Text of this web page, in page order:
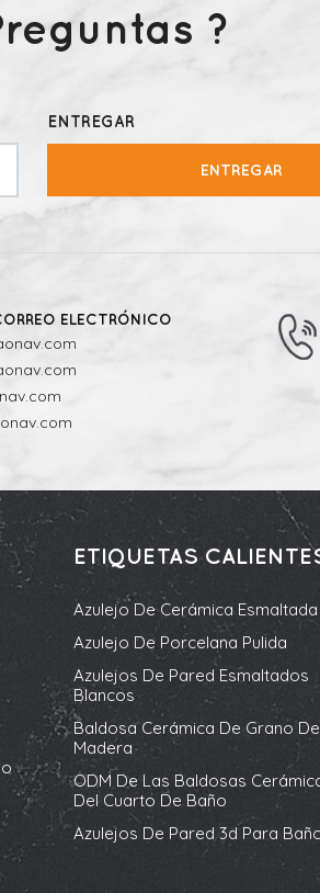
?
ENTREGAR
ENTREGAR
ELECTRÓNICO
ETIQUETAS
Azulejo De Cerámica Esmaltada
Azulejo De Porcelana Pulida
Azulejos De Pared Esmaltados
Blancos
Baldosa Cerámica De Grano De
Madera
ODM De Las Baldosas
Del Cuarto De Baño
Azulejos De Pared 3d Para